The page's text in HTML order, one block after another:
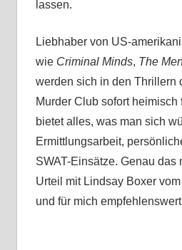
lassen.
Liebhaber von US-
wie Criminal Minds, The
werden sich in den Thrillern
Murder Club sofort
bietet alles, was man sich
Ermittlungsarbeit,
SWAT-Einsätze. Genau das
Urteil mit Lindsay Boxer
und für mich